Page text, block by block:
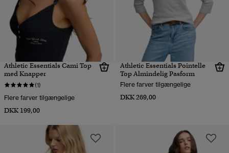
Athletic Essentials Cami Top
med Knapper
(1)
Flere farver tilgængelige
DKK 199,00
Athletic Essentials Pointelle
Top Almindelig Pasform
Flere farver tilgængelige
DKK 269,00